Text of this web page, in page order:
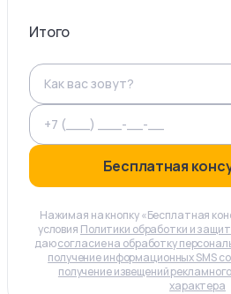
Итого
Бесплатная
Нажимая на кнопку «Бесплатная
условия Политики обработки и
даюсогласие на обработку
получение информационных SMS
получение извещений
характера